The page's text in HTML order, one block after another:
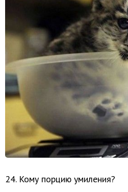
24. Кому порцию умиления?